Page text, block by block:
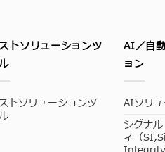
トソリューションツ
トソリューションツ
AI／自
ョン
AIソリ
シグナ
ィ（